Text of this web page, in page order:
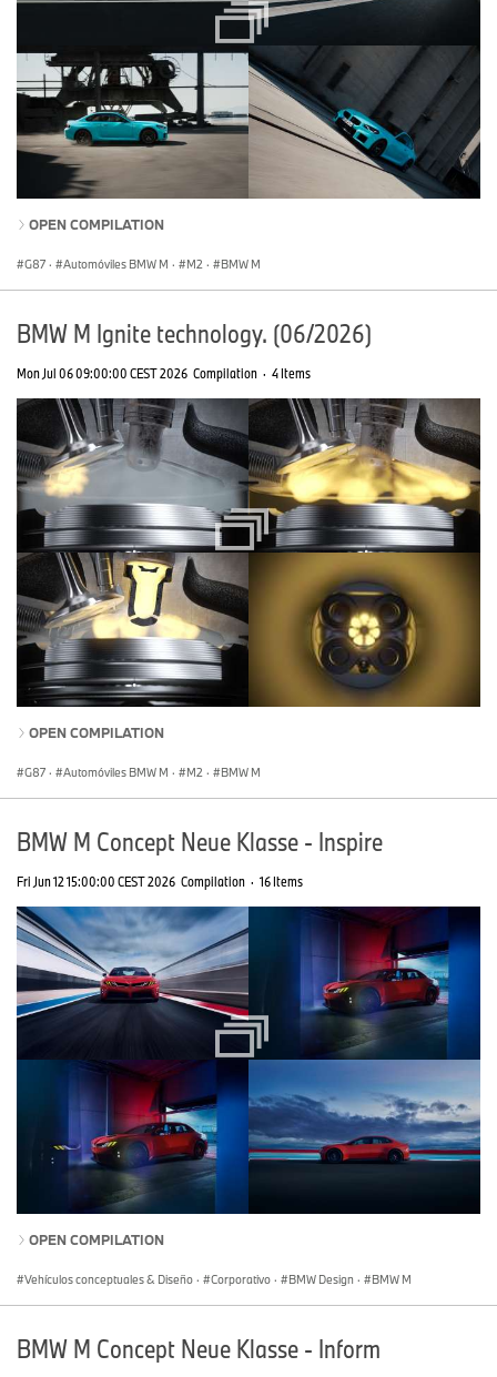
OPEN COMPILATION
G87 · Automóviles BMW M · M2 · BMW M
BMW M Ignite technology. (06/2026)
Mon Jul 06 09:00:00 CEST 2026 Compilation · 4 Items
OPEN COMPILATION
G87 · Automóviles BMW M · M2 · BMW M
BMW M Concept Neue Klasse - Inspire
Fri Jun 12 15:00:00 CEST 2026 Compilation · 16 Items
OPEN COMPILATION
Vehículos conceptuales & Diseño · Corporativo · BMW Design · BMW M
BMW M Concept Neue Klasse - Inform